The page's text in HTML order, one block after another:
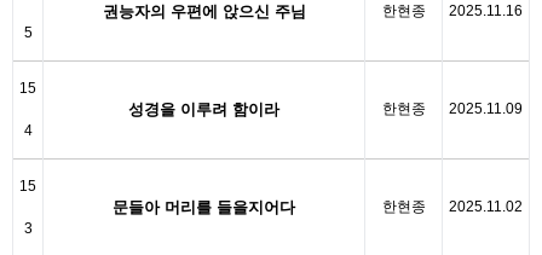
5
권능자의 우편에 앉으신 주님 한현종 2025.11.16
15
4
성경을 이루려 함이라 한현종 2025.11.09
15
3
문들아 머리를 들을지어다 한현종 2025.11.02